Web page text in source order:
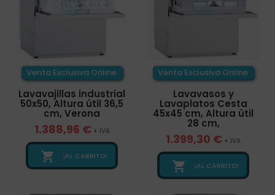
Venta Exclusiva Online
Lavavajillas industrial
50x50, Altura útil 36,5
cm, Verona
1.388,96 € + IVA
 ¡AL CARRITO!
Venta Exclusiva Online
Lavavasos y
Lavaplatos Cesta
45x45 cm, Altura útil
28 cm,
1.399,30 € + IVA
 ¡AL CARRITO!